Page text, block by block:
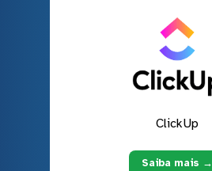
ClickUp
Saiba mais →